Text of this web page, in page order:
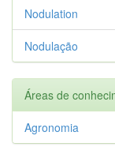
Nodulation
Nodulação
Áreas de
Agronomia